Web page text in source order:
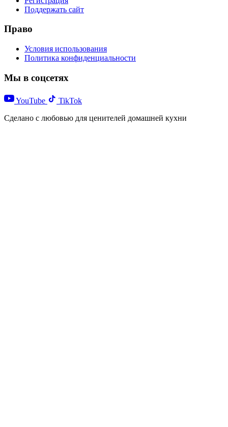
Поддержать сайт
Право
Условия использования
Политика конфиденциальности
Мы в соцсетях
YouTube
TikTok
Сделано с любовью для ценителей домашней кухни